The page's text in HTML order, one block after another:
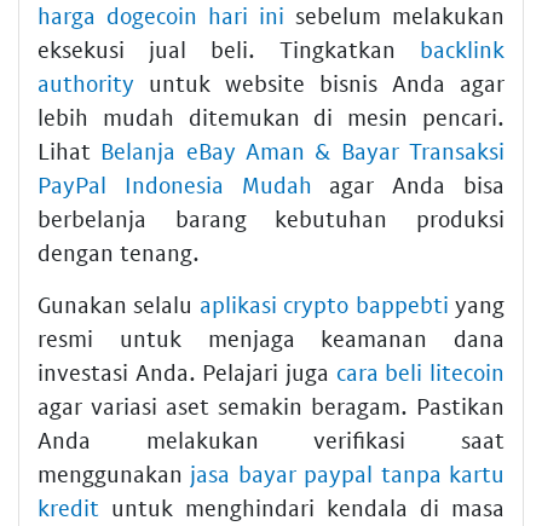
harga dogecoin hari ini sebelum melakukan
eksekusi jual beli. Tingkatkan backlink
authority untuk website bisnis Anda agar
lebih mudah ditemukan di mesin pencari.
Lihat Belanja eBay Aman & Bayar Transaksi
PayPal Indonesia Mudah agar Anda bisa
berbelanja barang kebutuhan produksi
dengan tenang.
Gunakan selalu aplikasi crypto bappebti yang
resmi untuk menjaga keamanan dana
investasi Anda. Pelajari juga cara beli litecoin
agar variasi aset semakin beragam. Pastikan
Anda melakukan verifikasi saat
menggunakan jasa bayar paypal tanpa kartu
kredit untuk menghindari kendala di masa